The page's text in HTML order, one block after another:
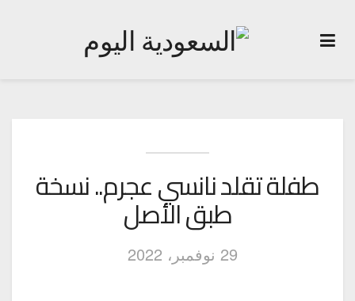
طفلة تقلد نانسي عجرم.. نسخة
طبق الأصل
29 نوفمبر، 2022